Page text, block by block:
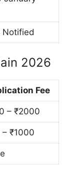
Notified
2026
Fee
– ₹2000
₹1000